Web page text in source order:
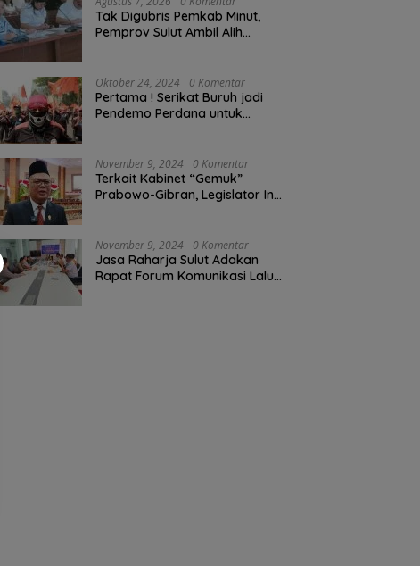
Tak Digubris Pemkab Minut,
Pemprov Sulut Ambil Alih
Oktober 24, 2024 0 Komentar
Pertama ! Serikat Buruh jadi
Pendemo Perdana untuk
November 9, 2024 0 Komentar
Terkait Kabinet “Gemuk”
Prabowo-Gibran, Legislator Ini
November 9, 2024 0 Komentar
Jasa Raharja Sulut Adakan
Rapat Forum Komunikasi Lalu